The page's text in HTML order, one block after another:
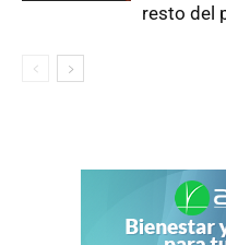
resto del